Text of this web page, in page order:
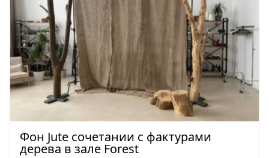
Фон Jute сочетании с фактурами
дерева в зале Forest